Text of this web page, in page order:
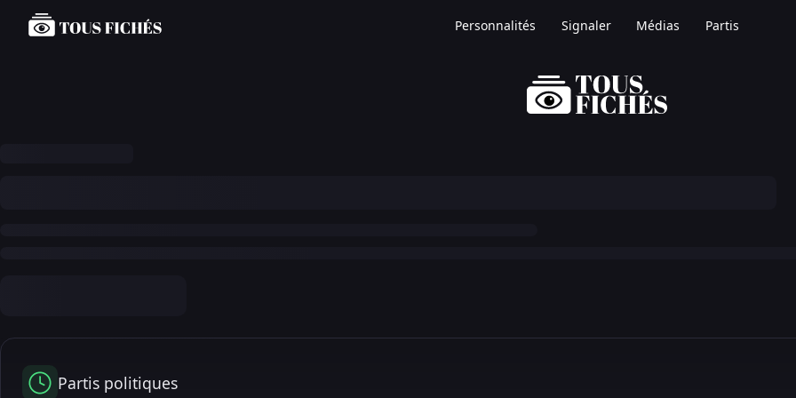
Personnalités Signaler Médias Partis
Partis politiques